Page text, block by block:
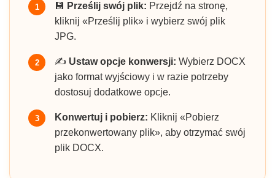
1 💾 Prześlij swój plik: Przejdź na stronę,
kliknij «Prześlij plik» i wybierz swój plik
JPG.
2 ✍️ Ustaw opcje konwersji: Wybierz DOCX
jako format wyjściowy i w razie potrzeby
dostosuj dodatkowe opcje.
3 Konwertuj i pobierz: Kliknij «Pobierz
przekonwertowany plik», aby otrzymać swój
plik DOCX.